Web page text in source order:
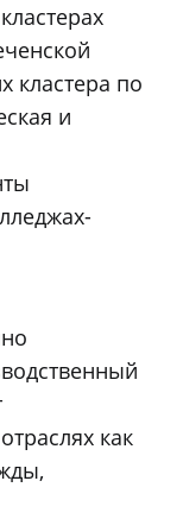
кластера по
и
как